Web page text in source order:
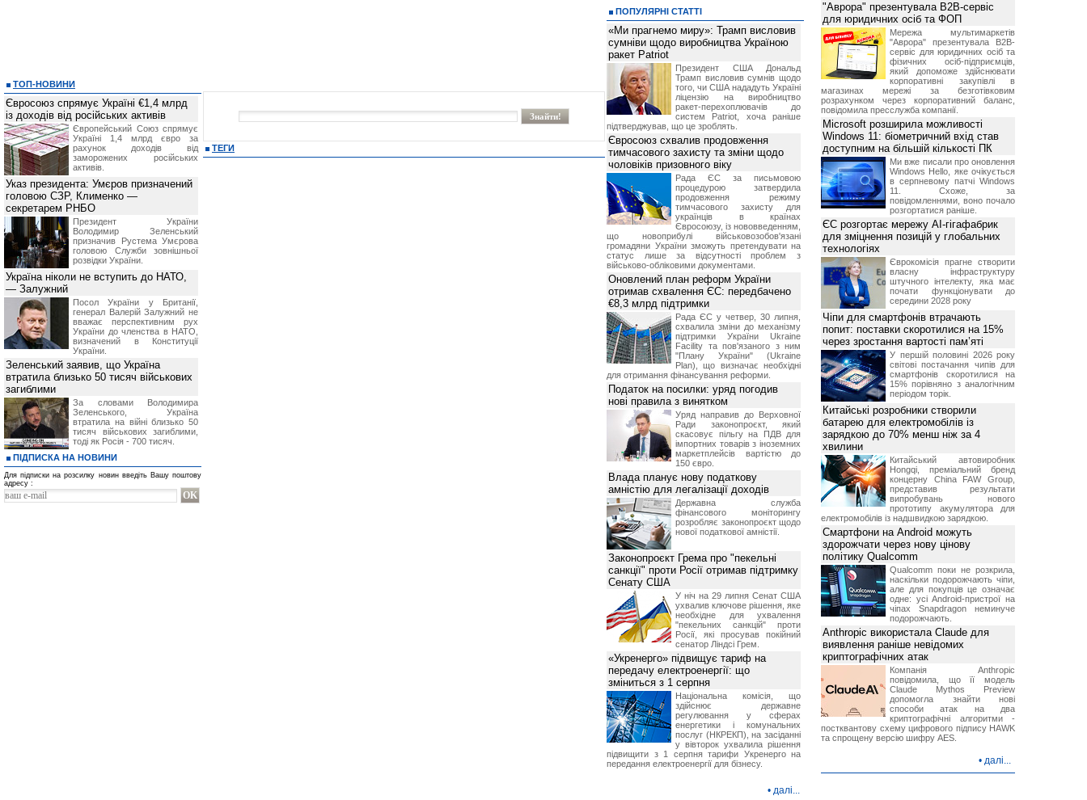
ТЕГИ
ТОП-НОВИНИ
Євросоюз спрямує Україні €1,4 млрд
із доходів від російських активів
Європейський Союз спрямує
Україні 1,4 млрд євро за
рахунок доходів від
заморожених російських
активів.
Указ президента: Умєров призначений
головою СЗР, Клименко —
секретарем РНБО
Президент України
Володимир Зеленський
призначив Pустема Умєрова
головою Служби зовнішньої
розвідки України.
Україна ніколи не вступить до НАТО,
— Залужний
Посол України у Британії,
генерал Валерій Залужний не
вважає перспективним рух
України до членства в НАТО,
визначений в Конституції
України.
Зеленський заявив, що Україна
втратила близько 50 тисяч військових
загиблими
За словами Володимира
Зеленського, Україна
втратила на війні близько 50
тисяч військових загиблими,
тоді як Росія - 700 тисяч.
ПІДПИСКА НА НОВИНИ
Для підписки на розсилку новин введіть Вашу поштову
адресу :
ПОПУЛЯРНІ СТАТТІ
«Ми прагнемо миру»: Трамп висловив
сумніви щодо виробництва Україною
ракет Patriot
Президент США Дональд
Трамп висловив сумнів щодо
того, чи США нададуть Україні
ліцензію на виробництво
ракет-перехоплювачів до
систем Patriot, хоча раніше
підтверджував, що це зроблять.
Євросоюз схвалив продовження
тимчасового захисту та зміни щодо
чоловіків призовного віку
Рада ЄС за письмовою
процедурою затвердила
продовження режиму
тимчасового захисту для
українців в країнах
Євросоюзу, із нововведенням,
що новоприбулі військовозобов'язані
громадяни України зможуть претендувати на
статус лише за відсутності проблем з
військово-обліковими документами.
Оновлений план реформ України
отримав схвалення ЄС: передбачено
€8,3 млрд підтримки
Рада ЄС у четвер, 30 липня,
схвалила зміни до механізму
підтримки України Ukraine
Facility та пов'язаного з ним
"Плану України" (Ukraine
Plan), що визначає необхідні
для отримання фінансування реформи.
Податок на посилки: уряд погодив
нові правила з винятком
Уряд направив до Верховної
Ради законопроєкт, який
скасовує пільгу на ПДВ для
імпортних товарів з іноземних
маркетплейсів вартістю до
150 євро.
Влада планує нову податкову
амністію для легалізації доходів
Державна служба
фінансового моніторингу
розробляє законопроєкт щодо
нової податкової амністії.
Законопроєкт Грема про "пекельні
санкції" проти Росії отримав підтримку
Сенату США
У ніч на 29 липня Сенат США
ухвалив ключове рішення, яке
необхідне для ухвалення
"пекельних санкцій" проти
Росії, які просував покійний
сенатор Ліндсі Грем.
«Укренерго» підвищує тариф на
передачу електроенергії: що
зміниться з 1 серпня
Національна комісія, що
здійснює державне
регулювання у сферах
енергетики і комунальних
послуг (НКРЕКП), на засіданні
у вівторок ухвалила рішення
підвищити з 1 серпня тарифи Укренерго на
передання електроенергії для бізнесу.
• далі...
"Аврора" презентувала B2B-сервіс
для юридичних осіб та ФОП
Мережа мультимаркетів
"Аврора" презентувала B2B-
сервіс для юридичних осіб та
фізичних осіб-підприємців,
який допоможе здійснювати
корпоративні закупівлі в
магазинах мережі за безготівковим
розрахунком через корпоративний баланс,
повідомила пресслужба компанії.
Microsoft розширила можливості
Windows 11: біометричний вхід став
доступним на більшій кількості ПК
Ми вже писали про оновлення
Windows Hello, яке очікується
в серпневому патчі Windows
11. Схоже, за
повідомленнями, воно почало
розгортатися раніше.
ЄС розгортає мережу AI-гігафабрик
для зміцнення позицій у глобальних
технологіях
Єврокомісія прагне створити
власну інфраструктуру
штучного інтелекту, яка має
почати функціонувати до
середини 2028 року
Чіпи для смартфонів втрачають
попит: поставки скоротилися на 15%
через зростання вартості пам’яті
У першій половині 2026 року
світові постачання чипів для
смартфонів скоротилися на
15% порівняно з аналогічним
періодом торік.
Китайські розробники створили
батарею для електромобілів із
зарядкою до 70% менш ніж за 4
хвилини
Китайський автовиробник
Hongqi, преміальний бренд
концерну China FAW Group,
представив результати
випробувань нового
прототипу акумулятора для
електромобілів із надшвидкою зарядкою.
Смартфони на Android можуть
здорожчати через нову цінову
політику Qualcomm
Qualcomm поки не розкрила,
наскільки подорожчають чіпи,
але для покупців це означає
одне: усі Android-пристрої на
чіпах Snapdragon неминуче
подорожчають.
Anthropic використала Claude для
виявлення раніше невідомих
криптографічних атак
Компанія Anthropic
повідомила, що її модель
Claude Mythos Preview
допомогла знайти нові
способи атак на два
криптографічні алгоритми -
постквантову схему цифрового підпису HAWK
та спрощену версію шифру AES.
• далі...